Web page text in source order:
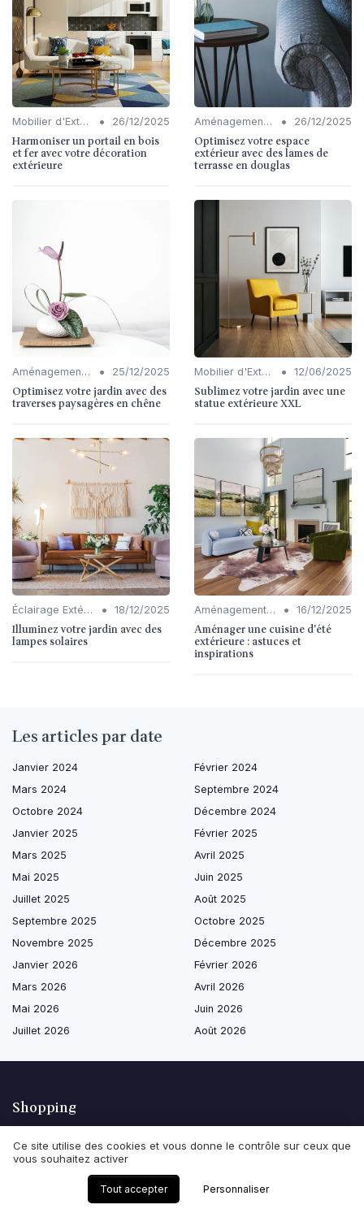
Mobilier d'Extérieur • 26/12/2025
Harmoniser un portail en bois
et fer avec votre décoration
extérieure
Aménagement de Jardins et Terrasses • 26/12/2025
Optimisez votre espace
extérieur avec des lames de
terrasse en douglas
Aménagement de Jardins et Terrasses • 25/12/2025
Optimisez votre jardin avec des
traverses paysagères en chêne
Mobilier d'Extérieur • 12/06/2025
Sublimez votre jardin avec une
statue extérieure XXL
Éclairage Extérieur • 18/12/2025
Illuminez votre jardin avec des
lampes solaires
Aménagement de Jardins et Terrasses • 16/12/2025
Aménager une cuisine d'été
extérieure : astuces et
inspirations
Les articles par date
Janvier 2024
Février 2024
Mars 2024
Septembre 2024
Octobre 2024
Décembre 2024
Janvier 2025
Février 2025
Mars 2025
Avril 2025
Mai 2025
Juin 2025
Juillet 2025
Août 2025
Septembre 2025
Octobre 2025
Novembre 2025
Décembre 2025
Janvier 2026
Février 2026
Mars 2026
Avril 2026
Mai 2026
Juin 2026
Juillet 2026
Août 2026
Shopping
Luminaires
Textiles et linge de maison
Décoration murale et objets décoratifs
Ce site utilise des cookies et vous donne le contrôle sur ceux que
vous souhaitez activer
Tout accepter Personnaliser